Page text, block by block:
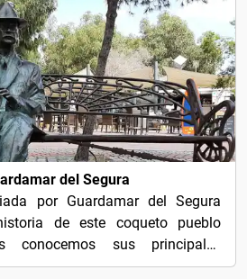
del Segura
por Guardamar del Segura
de este coqueto pueblo
conocemos sus principales